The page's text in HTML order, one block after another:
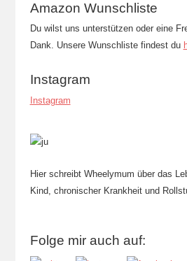
Amazon Wunschliste
Du wilst uns unterstützen oder eine
Dank. Unsere Wunschliste findest du
Instagram
Instagram
Hier schreibt Wheelymum über das
Kind, chronischer Krankheit und
Folge mir auch auf: